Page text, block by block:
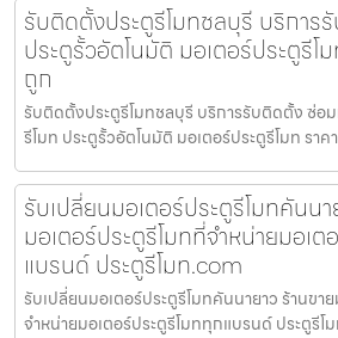
รับติดตั้งประตูรีโมทชลบุรี บริการ
ประตูรั้วอัตโนมัติ มอเตอร์ประตูรีโ
ถูก
รับติดตั้งประตูรีโมทชลบุรี บริการรับติดตั้ง ซ่อม
รีโมท ประตูรั้วอัตโนมัติ มอเตอร์ประตูรีโมท รา
รับเปลี่ยนมอเตอร์ประตูรีโมทคันนา
มอเตอร์ประตูรีโมทที่จำหน่ายมอเต
แบรนด์ ประตูรีโมท.com
รับเปลี่ยนมอเตอร์ประตูรีโมทคันนายาว ร้านขา
จำหน่ายมอเตอร์ประตูรีโมททุกแบรนด์ ประตูรี